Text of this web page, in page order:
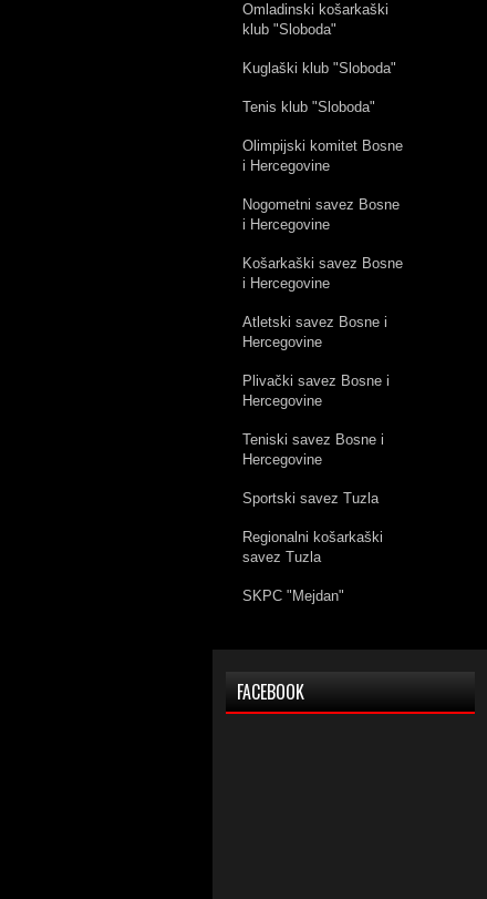
Omladinski košarkaški
klub "Sloboda"
Kuglaški klub "Sloboda"
Tenis klub "Sloboda"
Olimpijski komitet Bosne
i Hercegovine
Nogometni savez Bosne
i Hercegovine
Košarkaški savez Bosne
i Hercegovine
Atletski savez Bosne i
Hercegovine
Plivački savez Bosne i
Hercegovine
Teniski savez Bosne i
Hercegovine
Sportski savez Tuzla
Regionalni košarkaški
savez Tuzla
SKPC "Mejdan"
FACEBOOK